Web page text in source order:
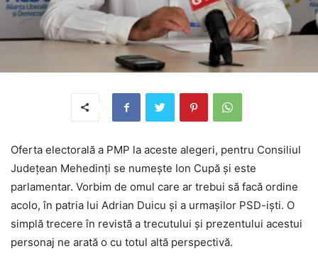
Oferta electorală a PMP la aceste alegeri, pentru Consiliul
Județean Mehedinți se numește Ion Cupă și este
parlamentar. Vorbim de omul care ar trebui să facă ordine
acolo, în patria lui Adrian Duicu și a urmașilor PSD-iști. O
simplă trecere în revistă a trecutului și prezentului acestui
personaj ne arată o cu totul altă perspectivă.